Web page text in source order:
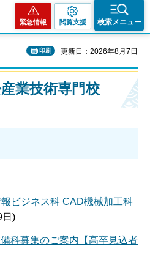
緊急情報 閲覧支援 検索メニュー
印刷 更新日：2026年8月7日
業技術専門校
ビジネス科 CAD機械加工科
日)
科募集のご案内【高卒見込者